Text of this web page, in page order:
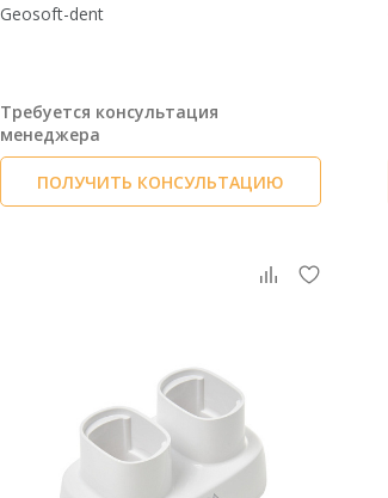
Geosoft-dent
Требуется консультация
менеджера
ПОЛУЧИТЬ КОНСУЛЬТАЦИЮ